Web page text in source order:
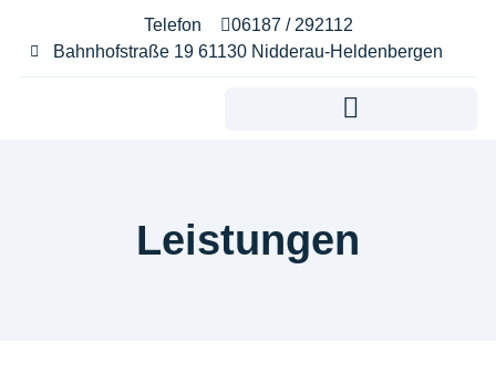
Telefon
06187 / 292112
Bahnhofstraße 19 61130 Nidderau-Heldenbergen​
Leistungen